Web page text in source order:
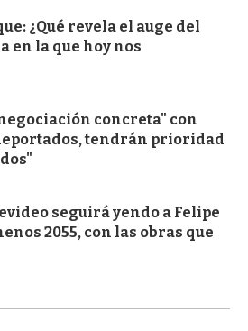
¿Qué revela el auge del
en la que hoy nos
concreta" con
tendrán prioridad
seguirá yendo a Felipe
2055, con las obras que